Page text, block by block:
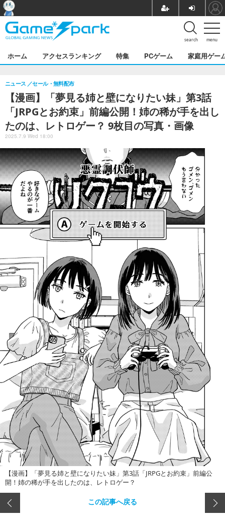
menu
search
ホーム アクセスランキング 特集 PCゲーム 家庭用ゲー
【漫画】「夢見る姉と壁になりたい妹」第3話
「JRPGとお約束」前編公開！姉の稀が手を出し
たのは、レトロゲー？ 9枚目の写真・画像
ニュース セール・無料配布
2025.7.9 Wed 18:00
【漫画】「夢見る姉と壁になりたい妹」第3話「JRPGとお約束」前編公
開！姉の稀が手を出したのは、レトロゲー？
この記事へ戻る